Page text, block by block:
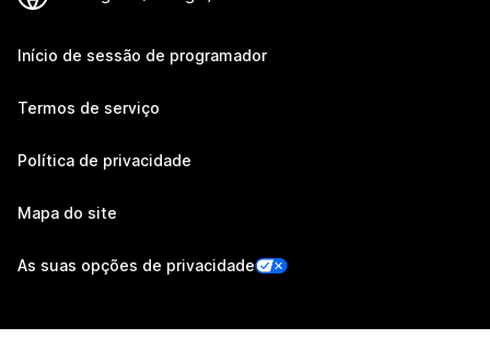
Início de sessão de programador
Termos de serviço
Política de privacidade
Mapa do site
As suas opções de privacidade